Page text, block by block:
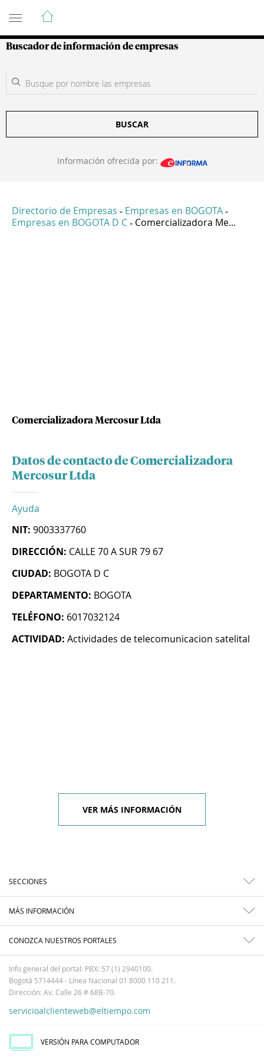
Guía de Empresas Colombianas
Buscador de información de empresas
BUSCAR
Información ofrecida por:
Directorio de Empresas - Empresas en BOGOTA -
Empresas en BOGOTA D C - Comercializadora Me...
Comercializadora Mercosur Ltda
Datos de contacto de Comercializadora
Mercosur Ltda
Ayuda
NIT: 9003337760
DIRECCIÓN: CALLE 70 A SUR 79 67
CIUDAD: BOGOTA D C
DEPARTAMENTO: BOGOTA
TELÉFONO: 6017032124
ACTIVIDAD: Actividades de telecomunicacion satelital
VER MÁS INFORMACIÓN
SECCIONES
MÁS INFORMACIÓN
CONOZCA NUESTROS PORTALES
Info general del portal: PBX: 57 (1) 2940100.
Bogotá 5714444 - Línea Nacional 01 8000 110 211.
Dirección: Av. Calle 26 # 68B-70.
servicioalclienteweb@eltiempo.com
VERSIÓN PARA COMPUTADOR